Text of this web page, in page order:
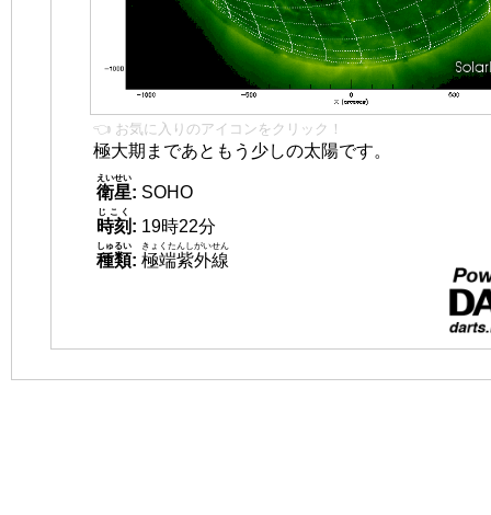
👈 お気に入りのアイコンをクリック！
極大期まであともう少しの太陽です。
衛星
えいせい
: SOHO
時刻
じこく
: 19時22分
種類
しゅるい
: 極端紫外線
きょくたんしがいせん